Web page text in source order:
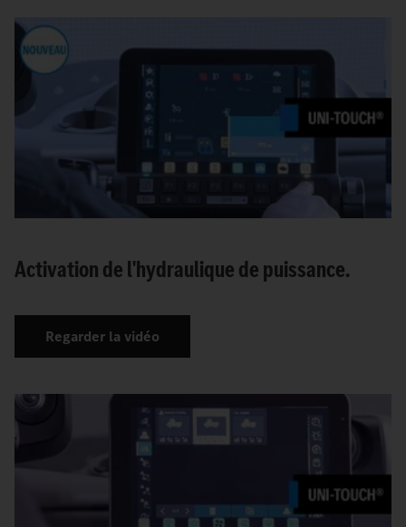
Activation de l'hydraulique de puissance.
Regarder la vidéo